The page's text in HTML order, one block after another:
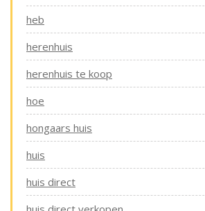
heb
herenhuis
herenhuis te koop
hoe
hongaars huis
huis
huis direct